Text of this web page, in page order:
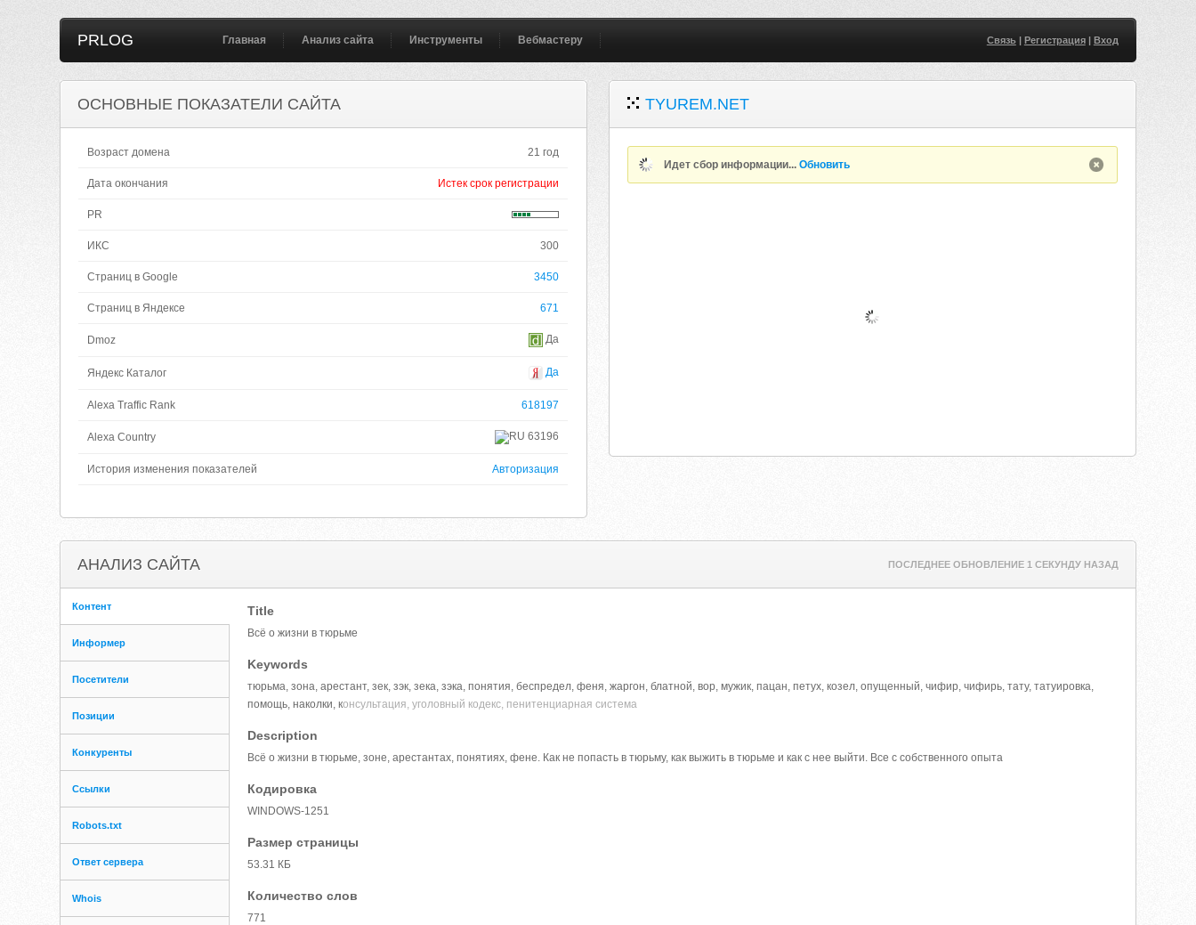
PRLOG Главная Анализ сайта Инструменты Вебмастеру Связь| Регистрация| Вход
ОСНОВНЫЕ ПОКАЗАТЕЛИ САЙТА
Возраст домена 21 год
Дата окончания Истек срок регистрации
PR
ИКС 300
Страниц в Google 3450
Страниц в Яндексе 671
Dmoz Да
Яндекс Каталог Да
Alexa Traffic Rank 618197
Alexa Country 63196
История изменения показателей Авторизация
TYUREM.NET
Идет сбор информации...Обновить
АНАЛИЗ САЙТА ПОСЛЕДНЕЕ ОБНОВЛЕНИЕ 1 СЕКУНДУ НАЗАД
Контент
Информер
Посетители
Позиции
Конкуренты
Ссылки
Robots.txt
Ответ сервера
Whois
Title
Всё о жизни в тюрьме
Keywords
тюрьма, зона, арестант, зек, зэк, зека, зэка, понятия, беспредел, феня, жаргон, блатной, вор, мужик, пацан, петух, козел, опущенный, чифир, чифирь, тату, татуировка,
помощь, наколки, консультация, уголовный кодекс, пенитенциарная система
Description
Всё о жизни в тюрьме, зоне, арестантах, понятиях, фене. Как не попасть в тюрьму, как выжить в тюрьме и как с нее выйти. Все с собственного опыта
Кодировка
WINDOWS-1251
Размер страницы
53.31 КБ
Количество слов
771